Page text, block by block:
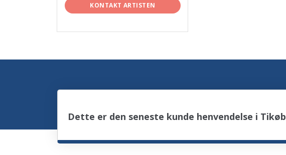
KONTAKT ARTISTEN
Dette er den seneste kunde henvendelse i Tikøb